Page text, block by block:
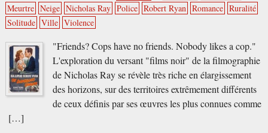
Meurtre Neige Nicholas Ray Police Robert Ryan Romance Ruralité
Solitude Ville Violence
"Friends? Cops have no friends. Nobody likes a cop."
L'exploration du versant "films noir" de la filmographie
de Nicholas Ray se révèle très riche en élargissement
des horizons, sur des territoires extrêmement différents
de ceux définis par ses œuvres les plus connues comme
[…]